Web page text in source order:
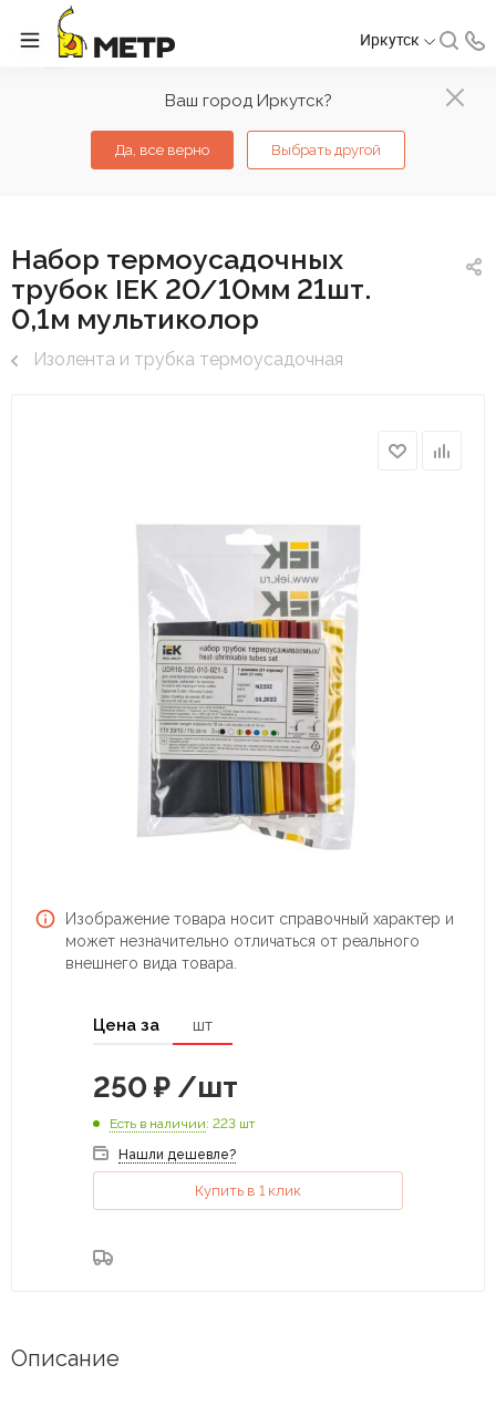
Ваш город Иркутск?
Да, все верно Выбрать другой
Иркутск
Набор термоусадочных
трубок IEK 20/10мм 21шт.
0,1м мультиколор
Изолента и трубка термоусадочная
Изображение товара носит справочный характер и
может незначительно отличаться от реального
внешнего вида товара.
Цена за шт
250 ₽ /шт
Есть в наличии: 223 шт
Нашли дешевле?
Купить в 1 клик
Описание